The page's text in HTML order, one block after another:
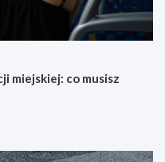
miejskiej: co musisz